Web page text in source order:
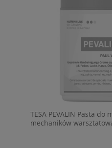
TESA PEVALIN Pasta
mechaników